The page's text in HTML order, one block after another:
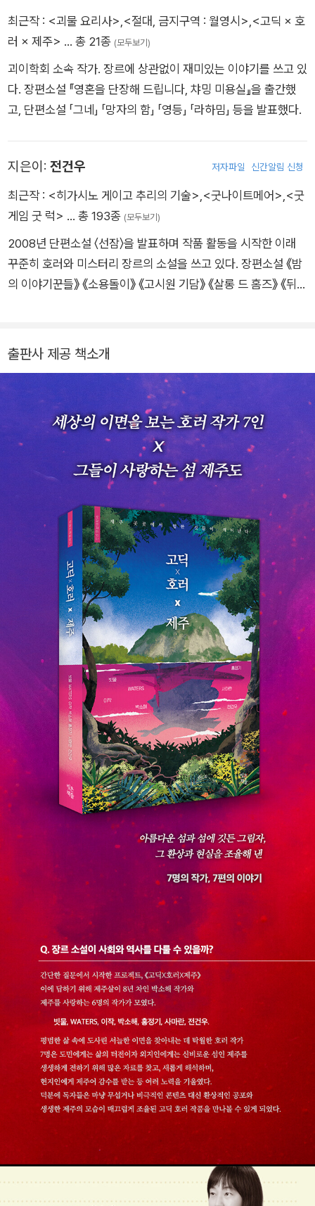
션》, 《살의의 형태》, 《초소년》, 《살의의 특수》 등이 있다.
최근작 : <괴물 요리사> <절대, 금지구역 : 월영시> <고딕 × 호
러 × 제주> … 총 21종 (모두보기)
괴이학회 소속 작가. 장르에 상관없이 재미있는 이야기를 쓰고 있
다. 장편소설 『영혼을 단장해 드립니다, 챠밍 미용실』을 출간했
고, 단편소설 「그네」 「망자의 함」 「영등」 「라하밈」 등을 발표했다.
지은이: 전건우 저자파일 신간알림 신청
최근작 : <히가시노 게이고 추리의 기술> <굿나이트메어> <굿
게임 굿 럭> … 총 193종 (모두보기)
2008년 단편소설 〈선잠〉을 발표하며 작품 활동을 시작한 이래
꾸준히 호러와 미스터리 장르의 소설을 쓰고 있다. 장편소설 《밤
의 이야기꾼들》 《소용돌이》 《고시원 기담》 《살롱 드 홈즈》 《뒤틀
두운 숲》 《죽은 집에 관한 기록》 《딜리버》 《닥터 아포칼립스》(공
회》 《죽지 못한 자들의 세상에서》 등이 있다. 장편소설 《뒤틀린
집》이 영화, 《살롱 드 홈즈》가 드라마로 제작되었으며 《고시원
기담》은 영화 제작을 앞두고 있다.
출판사 제공 책소개